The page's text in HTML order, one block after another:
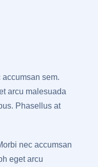
sem.
arcu malesuada
Phasellus at
nec accumsan
eget arcu